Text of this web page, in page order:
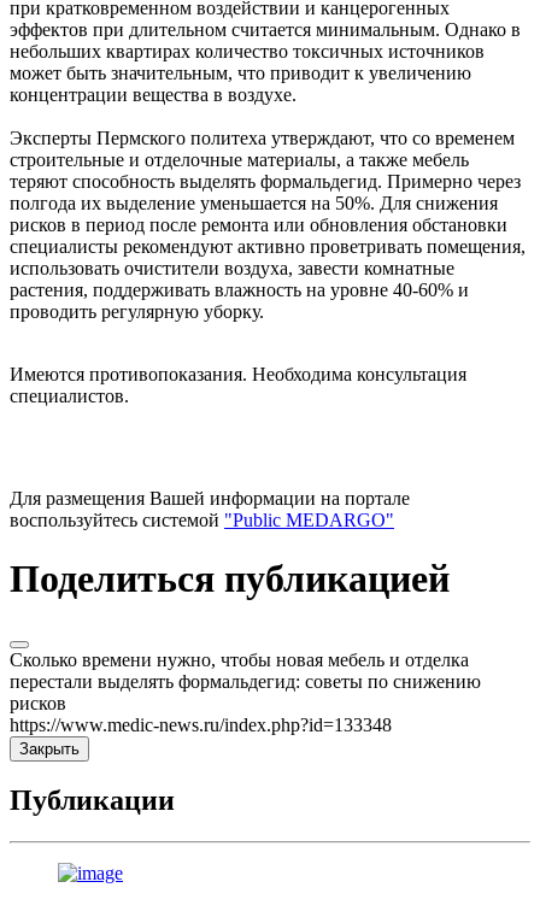
при кратковременном воздействии и канцерогенных
эффектов при длительном считается минимальным. Однако в
небольших квартирах количество токсичных источников
может быть значительным, что приводит к увеличению
концентрации вещества в воздухе.
Эксперты Пермского политеха утверждают, что со временем
строительные и отделочные материалы, а также мебель
теряют способность выделять формальдегид. Примерно через
полгода их выделение уменьшается на 50%. Для снижения
рисков в период после ремонта или обновления обстановки
специалисты рекомендуют активно проветривать помещения,
использовать очистители воздуха, завести комнатные
растения, поддерживать влажность на уровне 40-60% и
проводить регулярную уборку.
Имеются противопоказания. Необходима консультация
специалистов.
Для размещения Вашей информации на портале
воспользуйтесь системой "Public MEDARGO"
Поделиться публикацией
Сколько времени нужно, чтобы новая мебель и отделка
перестали выделять формальдегид: советы по снижению
рисков
https://www.medic-news.ru/index.php?id=133348
Закрыть
Публикации